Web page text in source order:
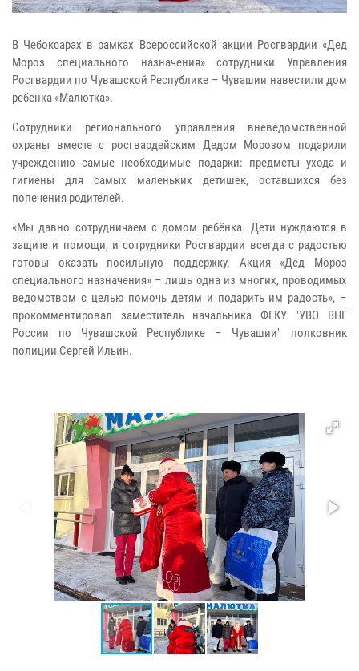
В Чебоксарах в рамках Всероссийской акции Росгвардии «Дед
Мороз специального назначения» сотрудники Управления
Росгвардии по Чувашской Республике – Чувашии навестили дом
ребенка «Малютка».
Сотрудники регионального управления вневедомственной
охраны вместе с росгвардейским Дедом Морозом подарили
учреждению самые необходимые подарки: предметы ухода и
гигиены для самых маленьких детишек, оставшихся без
попечения родителей.
«Мы давно сотрудничаем с домом ребёнка. Дети нуждаются в
защите и помощи, и сотрудники Росгвардии всегда с радостью
готовы оказать посильную поддержку. Акция «Дед Мороз
специального назначения» – лишь одна из многих, проводимых
ведомством с целью помочь детям и подарить им радость», –
прокомментировал заместитель начальника ФГКУ "УВО ВНГ
России по Чувашской Республике – Чувашии" полковник
полиции Сергей Ильин.